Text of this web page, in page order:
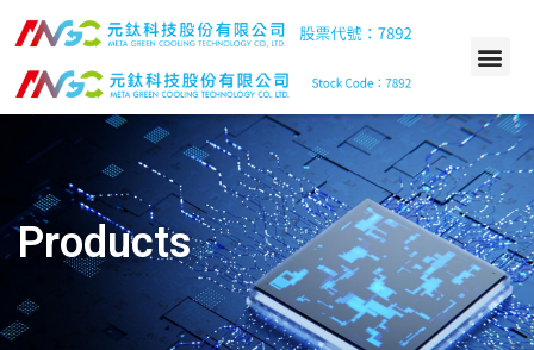
Products